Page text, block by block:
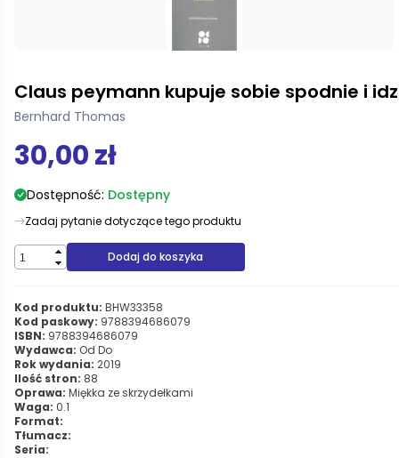
Claus peymann kupuje sobie spodnie i
Bernhard Thomas
30,00 zł
Dostępność: Dostępny
Zadaj pytanie dotyczące tego produktu
Dodaj do koszyka
Kod produktu: BHW33358
Kod paskowy: 9788394686079
ISBN: 9788394686079
Wydawca: Od Do
Rok wydania: 2019
Ilość stron: 88
Oprawa: Miękka ze skrzydełkami
Waga: 0.1
Format:
Tłumacz:
Seria: